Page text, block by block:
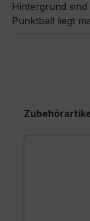
Hintergrund
Punktball liegt